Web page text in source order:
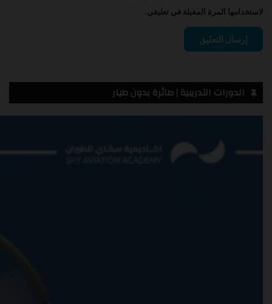
لاستخدامها المرة المقبلة في تعليقي.
الدورات التدريبية | طائرة بدون طيار